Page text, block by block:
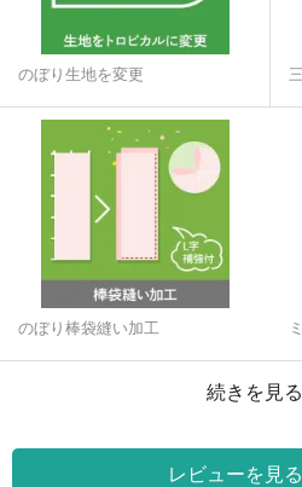
のぼり生地を変更
のぼり棒袋縫い加工
続きを見る
レビューを見